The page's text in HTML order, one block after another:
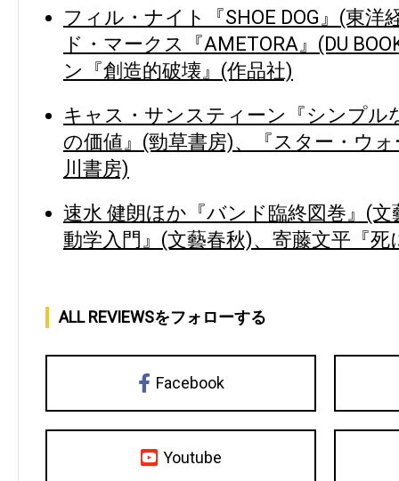
フィル・ナイト『SHOE DOG』(東
ド・マークス『AMETORA』(DU
ン『創造的破壊』(作品社)
キャス・サンスティーン『シンプル
の価値』(勁草書房)、『スター・ウ
川書房)
速水 健朗ほか『バンド臨終図巻』(
動学入門』(文藝春秋)、寄藤文平『
ALL REVIEWSをフォローする
Facebook
Youtube